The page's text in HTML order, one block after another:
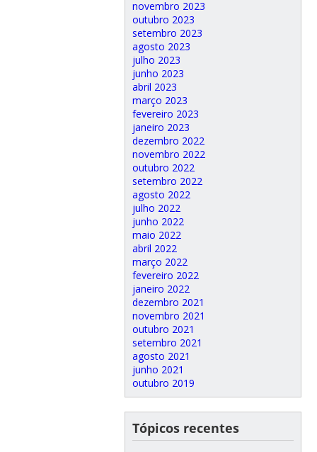
novembro 2023
outubro 2023
setembro 2023
agosto 2023
julho 2023
junho 2023
abril 2023
março 2023
fevereiro 2023
janeiro 2023
dezembro 2022
novembro 2022
outubro 2022
setembro 2022
agosto 2022
julho 2022
junho 2022
maio 2022
abril 2022
março 2022
fevereiro 2022
janeiro 2022
dezembro 2021
novembro 2021
outubro 2021
setembro 2021
agosto 2021
junho 2021
outubro 2019
Tópicos recentes